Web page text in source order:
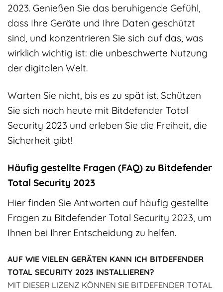
2023. Genießen Sie das beruhigende Gefühl,
dass Ihre Geräte und Ihre Daten geschützt
sind, und konzentrieren Sie sich auf das, was
wirklich wichtig ist: die unbeschwerte Nutzung
der digitalen Welt.
Warten Sie nicht, bis es zu spät ist. Schützen
Sie sich noch heute mit Bitdefender Total
Security 2023 und erleben Sie die Freiheit, die
Sicherheit gibt!
Häufig gestellte Fragen (FAQ) zu Bitdefender
Total Security 2023
Hier finden Sie Antworten auf häufig gestellte
Fragen zu Bitdefender Total Security 2023, um
Ihnen bei Ihrer Entscheidung zu helfen.
AUF WIE VIELEN GERÄTEN KANN ICH BITDEFENDER
TOTAL SECURITY 2023 INSTALLIEREN?
MIT DIESER LIZENZ KÖNNEN SIE BITDEFENDER TOTAL